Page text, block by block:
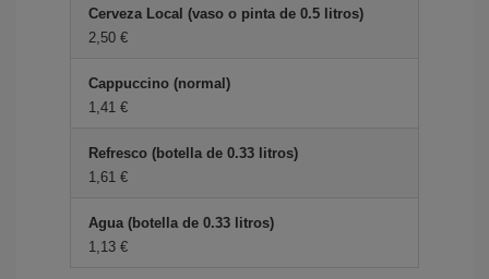
Cerveza Local (vaso o pinta de 0.5 litros)
2,50
Cappuccino (normal)
1,41
Refresco (botella de 0.33 litros)
1,61
Agua (botella de 0.33 litros)
1,13